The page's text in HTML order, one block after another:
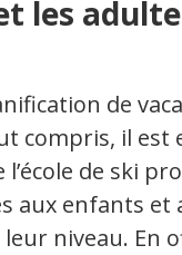
les
de
compris, il est
l’école de ski
aux enfants et
niveau. En